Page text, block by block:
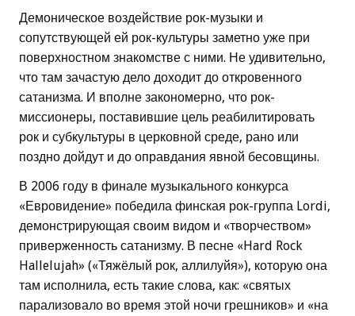
Демоническое воздействие рок-музыки и
сопутствующей ей рок-культуры заметно уже при
поверхностном знакомстве с ними. Не удивительно,
что там зачастую дело доходит до откровенного
сатанизма. И вполне закономерно, что рок-
миссионеры, поставившие цель реабилитировать
рок и субкультуры в церковной среде, рано или
поздно дойдут и до оправдания явной бесовщины.
В 2006 году в финале музыкального конкурса
«Евровидение» победила финская рок-группа Lordi,
демонстрирующая своим видом и «творчеством»
приверженность сатанизму. В песне «Hard Rock
Hallelujah» («Тяжёлый рок, аллилуйя»), которую она
там исполнила, есть такие слова, как: «святых
парализовало во время этой ночи грешников» и «на